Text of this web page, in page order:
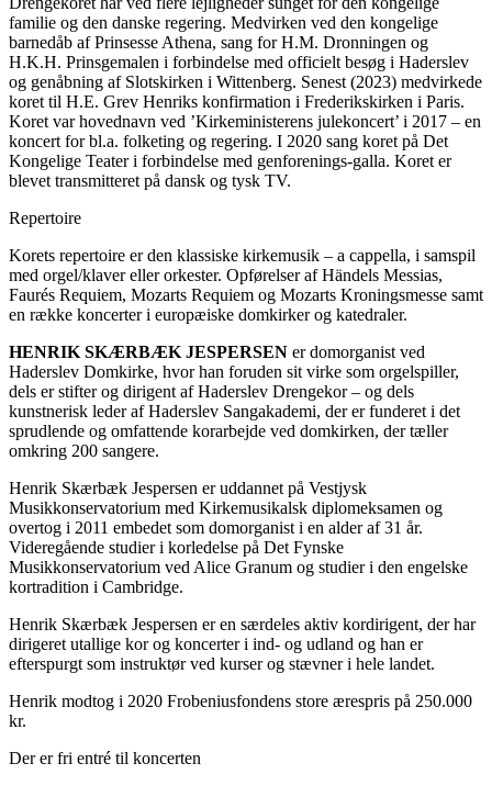
familie og den danske regering. Medvirken ved den kongelige
barnedåb af Prinsesse Athena, sang for H.M. Dronningen og
H.K.H. Prinsgemalen i forbindelse med officielt besøg i Haderslev
og genåbning af Slotskirken i Wittenberg. Senest (2023) medvirkede
koret til H.E. Grev Henriks konfirmation i Frederikskirken i Paris.
Koret var hovednavn ved ’Kirkeministerens julekoncert’ i 2017 – en
koncert for bl.a. folketing og regering. I 2020 sang koret på Det
Kongelige Teater i forbindelse med genforenings-galla. Koret er
blevet transmitteret på dansk og tysk TV.
Repertoire
Korets repertoire er den klassiske kirkemusik – a cappella, i samspil
med orgel/klaver eller orkester. Opførelser af Händels Messias,
Faurés Requiem, Mozarts Requiem og Mozarts Kroningsmesse samt
en række koncerter i europæiske domkirker og katedraler.
HENRIK SKÆRBÆK JESPERSEN er domorganist ved
Haderslev Domkirke, hvor han foruden sit virke som orgelspiller,
dels er stifter og dirigent af Haderslev Drengekor – og dels
kunstnerisk leder af Haderslev Sangakademi, der er funderet i det
sprudlende og omfattende korarbejde ved domkirken, der tæller
omkring 200 sangere.
Henrik Skærbæk Jespersen er uddannet på Vestjysk
Musikkonservatorium med Kirkemusikalsk diplomeksamen og
overtog i 2011 embedet som domorganist i en alder af 31 år.
Videregående studier i korledelse på Det Fynske
Musikkonservatorium ved Alice Granum og studier i den engelske
kortradition i Cambridge.
Henrik Skærbæk Jespersen er en særdeles aktiv kordirigent, der har
dirigeret utallige kor og koncerter i ind- og udland og han er
efterspurgt som instruktør ved kurser og stævner i hele landet.
Henrik modtog i 2020 Frobeniusfondens store ærespris på 250.000
kr.
Der er fri entré til koncerten